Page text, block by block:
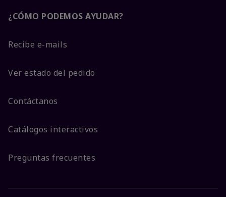
¿CÓMO PODEMOS AYUDAR?
Recibe e-mails
Ver estado del pedido
Contáctanos
Catálogos interactivos
Preguntas frecuentes